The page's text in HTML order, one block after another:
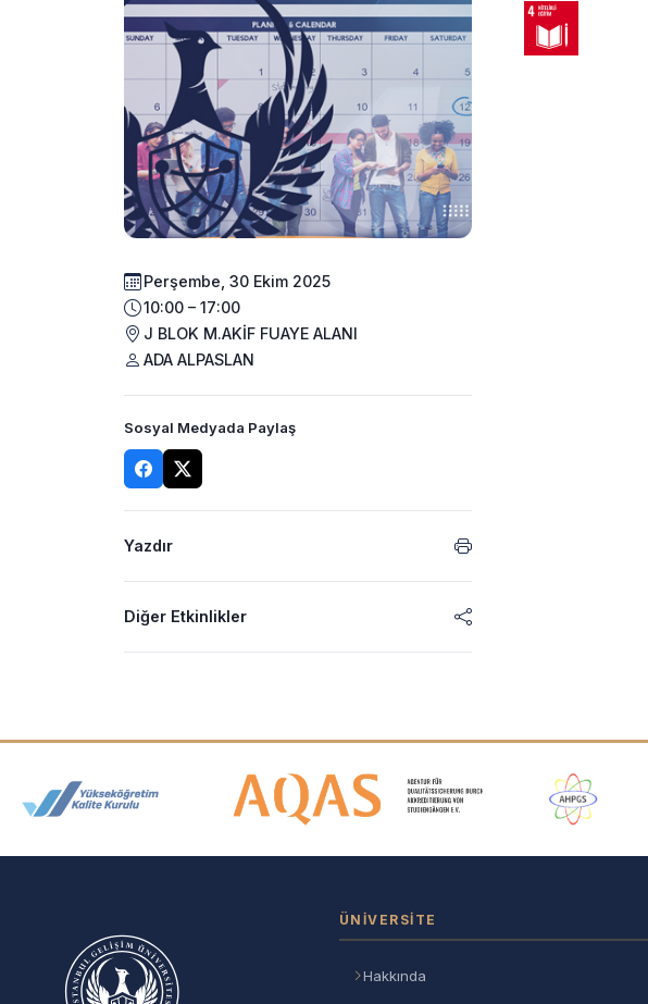
Perşembe, 30 Ekim 2025
10:00 – 17:00
J BLOK M.AKİF FUAYE ALANI
ADA ALPASLAN
Sosyal Medyada Paylaş
Yazdır
Diğer Etkinlikler
Akreditasyon ve Üyelik Logoları
ÜNIVERSITE
Hakkında